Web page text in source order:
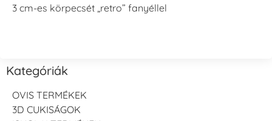
3 cm-es körpecsét „retro” fanyéllel
Kategóriák
OVIS TERMÉKEK
3D CUKISÁGOK